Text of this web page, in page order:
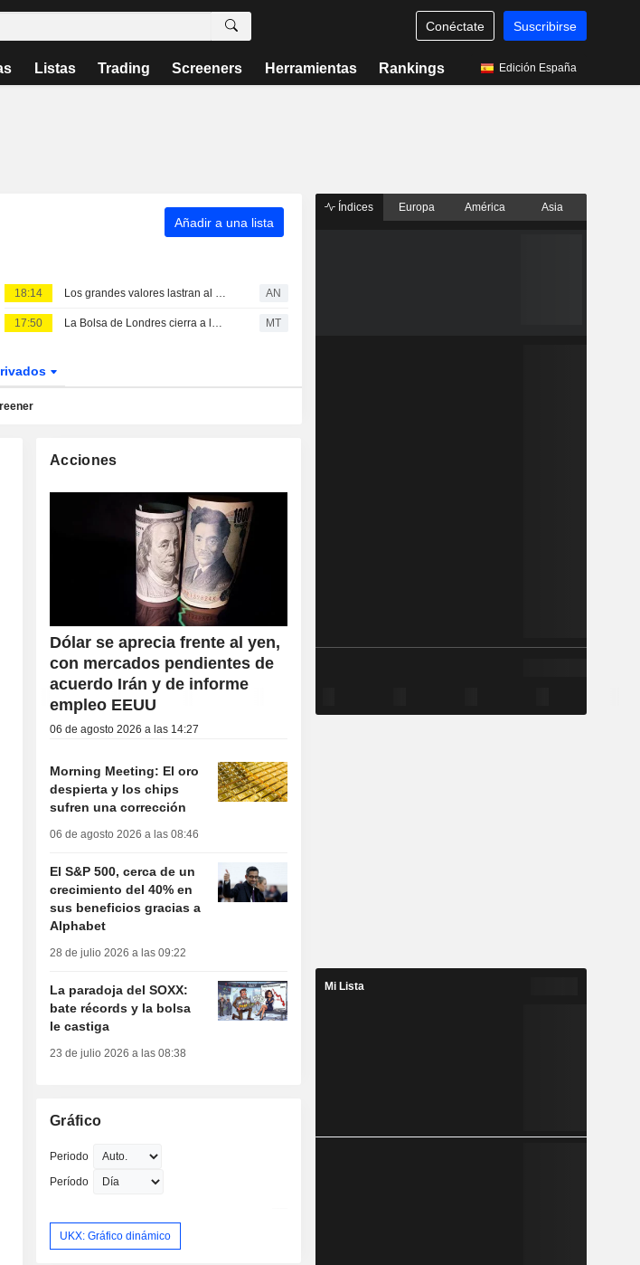
Conéctate Suscribirse
Listas Trading Screeners Herramientas Rankings Edición España
Añadir a una lista
18:14 Los grandes valores lastran al FTSE 100, pero el FTSE 250 prolonga su racha ganadora AN
17:50 La Bolsa de Londres cierra a la baja; EasyJet sube tras la oferta de compra de Apollo MT
Acciones
Dólar se aprecia frente al yen,
con mercados pendientes de
acuerdo Irán y de informe
empleo EEUU
06 de agosto 2026 a las 14:27
Morning Meeting: El oro
despierta y los chips
sufren una corrección
06 de agosto 2026 a las 08:46
El S&P 500, cerca de un
crecimiento del 40% en
sus beneficios gracias a
Alphabet
28 de julio 2026 a las 09:22
La paradoja del SOXX:
bate récords y la bolsa
le castiga
23 de julio 2026 a las 08:38
Gráfico
Periodo
Período
UKX: Gráfico dinámico
Índices Europa América Asia
Mi Lista